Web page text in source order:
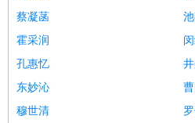
蔡凝菡
霍采润
孔惠忆
东妙沁
穆世清